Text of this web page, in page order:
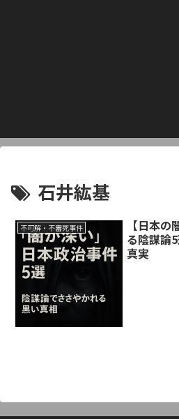
石井紘基
不可解・不審死事件
【日本
る陰謀論
真実